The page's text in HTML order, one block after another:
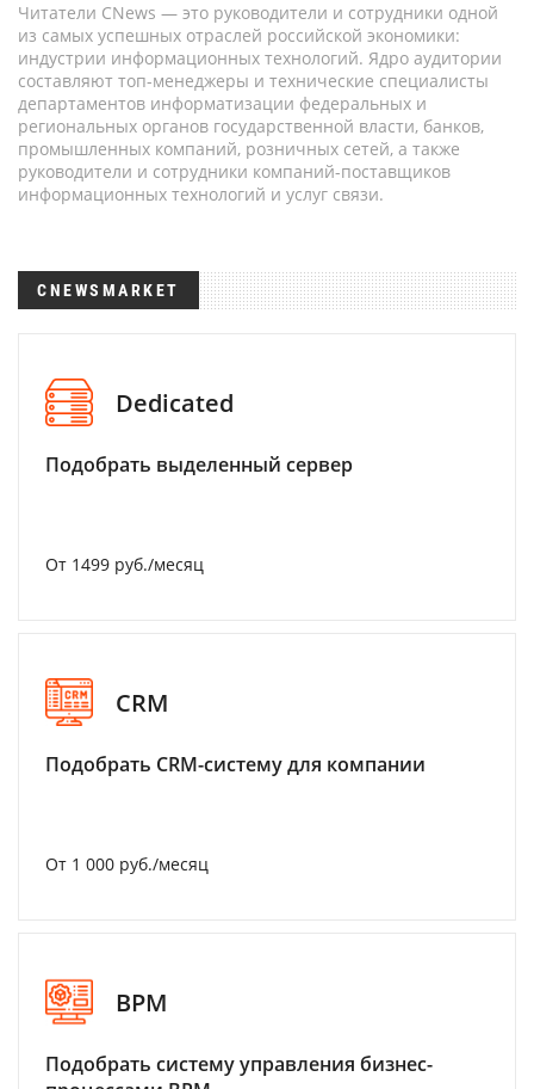
Читатели CNews — это руководители и сотрудники одной
из самых успешных отраслей российской экономики:
индустрии информационных технологий. Ядро аудитории
составляют топ-менеджеры и технические специалисты
департаментов информатизации федеральных и
региональных органов государственной власти, банков,
промышленных компаний, розничных сетей, а также
руководители и сотрудники компаний-поставщиков
информационных технологий и услуг связи.
CNEWSMARKET
Dedicated
Подобрать выделенный сервер
От 1499 руб./месяц
CRM
Подобрать CRM-систему для компании
От 1 000 руб./месяц
BPM
Подобрать систему управления бизнес-